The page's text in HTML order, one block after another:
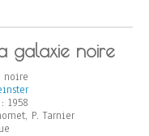
galaxie noire
noire
1958
P. Tarnier